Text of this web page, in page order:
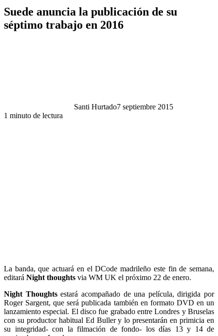
Suede anuncia la publicación de su
séptimo trabajo en 2016
Santi Hurtado7 septiembre 2015
1 minuto de lectura
La banda, que actuará en el DCode madrileño este fin de semana,
editará Night thoughts via WM UK el próximo 22 de enero.
Night Thoughtsestará acompañado de una película, dirigida por
Roger Sargent, que será publicada también en formato DVD en un
lanzamiento especial. El disco fue grabado entre Londres y Bruselas
con su productor habitual Ed Buller y lo presentarán en primicia en
su integridad- con la filmación de fondo- los días 13 y 14 de